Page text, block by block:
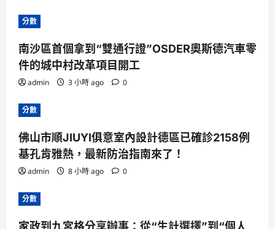
分數
南沙區首個拿到“雙通行證”OSDER奧斯德汽車零
件的城中村改革項目開工
admin 3 小時 ago 0
分數
佛山市順JIUYI俱意室內設計德區已確診2158例
基孔肯雅熱，最新防治指南來了！
admin 8 小時 ago 0
分數
家政到九宮格分享辦事：從“生計選擇”到“個人